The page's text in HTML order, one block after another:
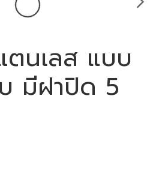
ตนเลส แบบ
มีฝาปิด 5